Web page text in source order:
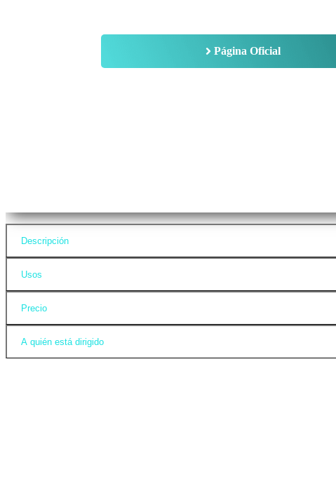
Página Oficial
Descripción
Usos
Precio
A quién está dirigido